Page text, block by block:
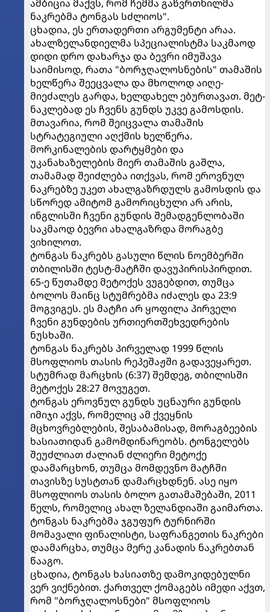
ამბიცია მაქვს, რომ ჩემმა გაწვრთნილმა
ნაკრებმა ტონგას სძლიოს".
ცხადია, ეს ერთადერთი არგუმენტი არაა.
ახალზელანდიელმა სპეციალისტმა საკმაოდ
დიდი დრო დახარჯა და ბევრი იმუშავა
საიმისოდ, რათა "ბორჯღალოსნების" თამაშის
ხელწერა შეეცვალა და მხოლოდ აიღე-
მიეძალეს გარდა, ხელდახელ ებურთავათ. მეტ-
ნაკლებად ეს ჩვენს გუნდს უკვე გამოსდის.
მთავარია, რომ შეიცვალა თამაშის
სტრატეგიული აღქმის ხელწერა.
მორკინალების დარტყმები და
უკანახაზელების მიერ თამაშის გაშლა,
თამამად შეიძლება ითქვას, რომ ეროვნულ
ნაკრებზე უკეთ ახალგაზრდულს გამოსდის და
სწორედ ამიტომ გამორიცხული არ არის,
ინგლისში ჩვენი გუნდის შემადგენლობაში
საკმაოდ ბევრი ახალგაზრდა მორაგბე
ვიხილოთ.
ტონგას ნაკრებს გასული წლის ნოემბერში
თბილისში ტესტ-მატჩში დავუპირისპირდით.
65-ე წუთამდე მეტოქეს ვუგებდით, თუმცა
ბოლოს მაინც სტუმრებმა იძალეს და 23:9
მოგვიგეს. ეს მატჩი არ ყოფილა პირველი
ჩვენი გუნდების ურთიერთშეხვედრების
ნუსხაში.
ტონგას ნაკრებს პირველად 1999 წლის
მსოფლიოს თასის რეპეშაჟში გადავეყარეთ.
სტუმრად მარცხის (6:37) შემდეგ, თბილისში
მეტოქეს 28:27 მოვუგეთ.
ტონგას ეროვნულ გუნდს უცნაური გუნდის
იმიჯი აქვს, რომელიც ამ ქვეყნის
მცხოვრებლების, შესაბამისად, მორაგბეების
ხასიათიდან გამომდინარეობს. ტონგელებს
შეუძლიათ ძალიან ძლიერი მეტოქე
დაამარცხონ, თუმცა მომდევნო მატჩში
თავისზე სუსტთან დამარცხდნენ. ასე იყო
მსოფლიოს თასის ბოლო გათამაშებაში, 2011
წელს, რომელიც ახალ ზელანდიაში გაიმართა.
ტონგას ნაკრებმა ჯგუფურ ტურნირში
მომავალი ფინალისტი, საფრანგეთის ნაკრები
დაამარცხა, თუმცა მერე კანადის ნაკრებთან
წააგო.
ცხადია, ტონგას ხასიათზე დამოკიდებულნი
ვერ ვიქნებით. ქართველ ქომაგებს იმედი აქვთ,
რომ "ბორჯღალოსნები" მსოფლიოს